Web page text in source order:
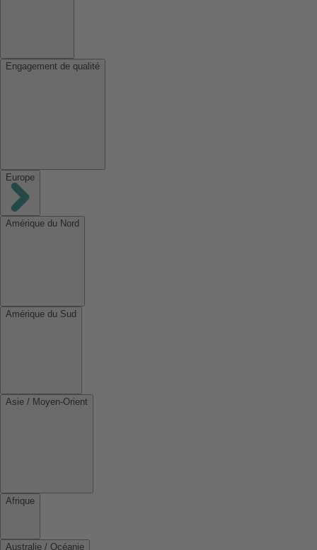
Engagement de qualité
Europe
Amérique du Nord
Amérique du Sud
Asie / Moyen-Orient
Afrique
Australie / Océanie